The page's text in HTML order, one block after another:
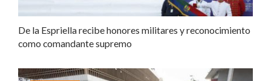
De la Espriella recibe honores militares y reconocimiento
como comandante supremo